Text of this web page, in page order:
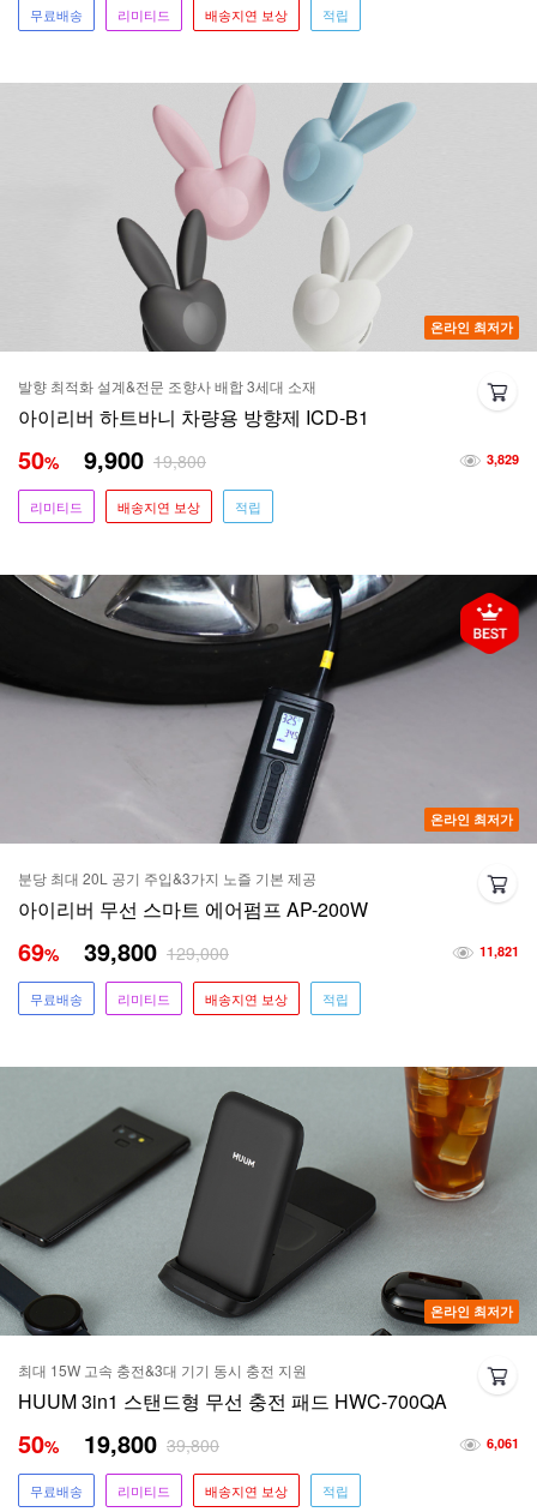
무료배송 리미티드 배송지연 보상 적립
온라인 최저가
발향 최적화 설계&전문 조향사 배합 3세대 소재
아이리버 하트바니 차량용 방향제 ICD-B1
3,829
50% 9,900 19,800
리미티드 배송지연 보상 적립
온라인 최저가
분당 최대 20L 공기 주입&3가지 노즐 기본 제공
아이리버 무선 스마트 에어펌프 AP-200W
11,821
69% 39,800 129,000
무료배송 리미티드 배송지연 보상 적립
온라인 최저가
최대 15W 고속 충전&3대 기기 동시 충전 지원
HUUM 3in1 스탠드형 무선 충전 패드 HWC-700QA
6,061
50% 19,800 39,800
무료배송 리미티드 배송지연 보상 적립